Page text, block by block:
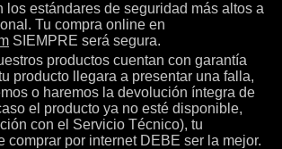
los estándares de seguridad más altos a
Tu compra online en
SIEMPRE será segura.
productos cuentan con garantía
producto llegara a presentar una falla,
o haremos la devolución íntegra de
el producto ya no esté disponible,
con el Servicio Técnico), tu
comprar por internet DEBE ser la mejor.